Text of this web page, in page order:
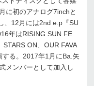
に初のアナログ7inchと
、12月には2nd e.p『SU
年はRISING SUN FE
ON、OUR FAVA
る。2017年1月にBa.矢
メンバーとして加入し